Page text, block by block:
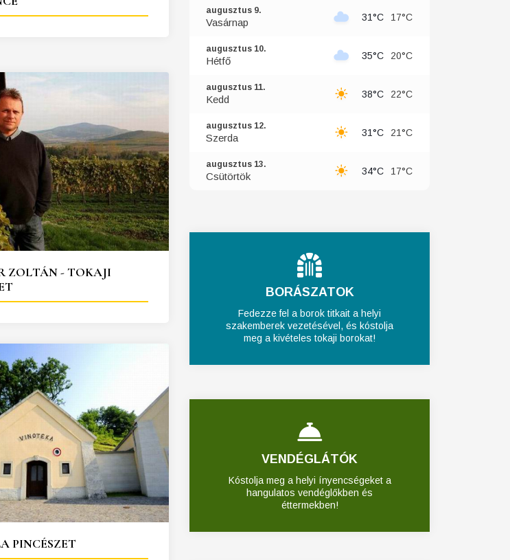
ZOLTÁN - TOKAJI
PINCÉSZET
augusztus 9.
Vasárnap 31°C 17°C
augusztus 10.
Hétfő 35°C 20°C
augusztus 11.
Kedd 38°C 22°C
augusztus 12.
Szerda 31°C 21°C
augusztus 13.
Csütörtök 34°C 17°C
BORÁSZATOK
Fedezze fel a borok titkait a helyi
szakemberek vezetésével, és kóstolja
meg a kivételes tokaji borokat!
VENDÉGLÁTÓK
Kóstolja meg a helyi ínyencségeket a
hangulatos vendéglőkben és
éttermekben!